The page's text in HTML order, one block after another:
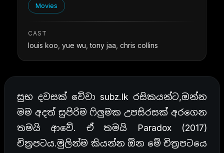
Movies
CAST
louis koo, yue wu, tony jaa, chris collins
සුභ දවසක් වේවා subz.lk රසිකයන්ට,ඔන්න
මම අදත් සුපිරිම ෆිලුමක උපසිරසක් අරගෙන
තමයි ආවේ. ඒ තමයි Paradox (2017)
චිත්‍රපටය.මුලින්ම කියන්න ඕන මේ චිත්‍රපටයෙ